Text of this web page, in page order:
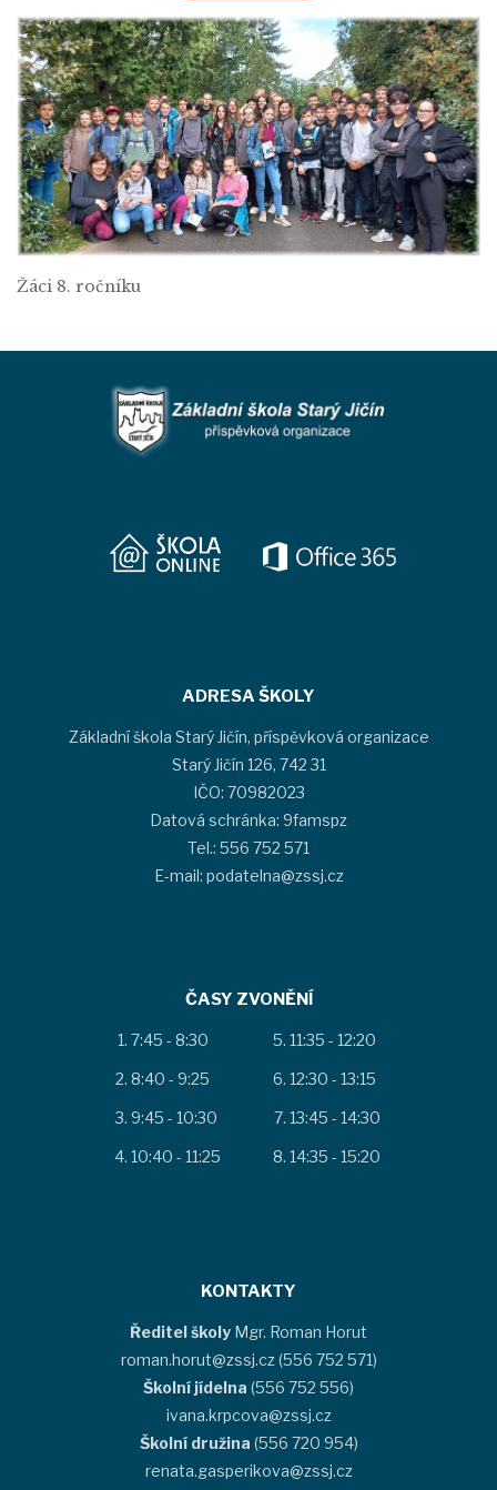
Žáci 8. ročníku
ADRESA ŠKOLY
Základní škola Starý Jičín, příspěvková organizace
Starý Jičín 126, 742 31
IČO: 70982023
Datová schránka: 9famspz
Tel.: 556 752 571
E-mail: podatelna@zssj.cz
ČASY ZVONĚNÍ
7:45 - 8:30
8:40 - 9:25
9:45 - 10:30
10:40 - 11:25
11:35 - 12:20
12:30 - 13:15
13:45 - 14:30
14:35 - 15:20
KONTAKTY
Ředitel školy Mgr. Roman Horut
roman.horut@zssj.cz (556 752 571)
Školní jídelna (556 752 556)
ivana.krpcova@zssj.cz
Školní družina (556 720 954)
renata.gasperikova@zssj.cz